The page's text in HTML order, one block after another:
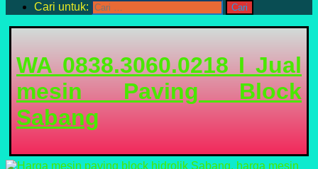
Cari untuk:
WA 0838.3060.0218 I Jual
mesin Paving Block
Sabang